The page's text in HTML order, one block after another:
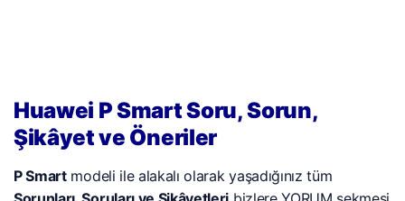
Huawei P Smart Soru, Sorun,
Şikâyet ve Öneriler
P Smartmodeli ile alakalı olarak yaşadığınız tüm